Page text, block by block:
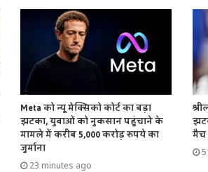
Meta को न्यू मेक्सिको कोर्ट का बड़ा
झटका, युवाओं को नुकसान पहुंचाने के
मामले में करीब 5,000 करोड़ रुपये का
जुर्माना
23 minutes ago
मैच